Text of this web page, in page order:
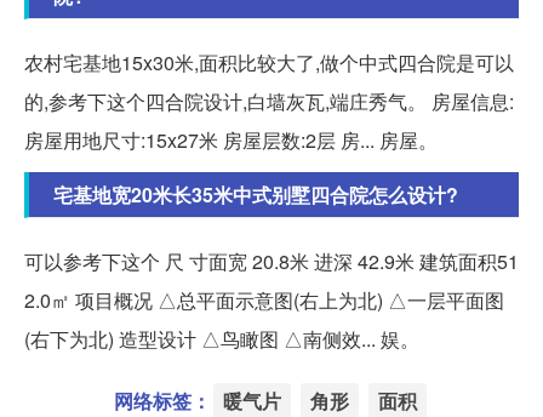
农村宅基地15x30米,面积比较大了,做个中式四合院是可以
的,参考下这个四合院设计,白墙灰瓦,端庄秀气。 房屋信息:
房屋用地尺寸:15x27米 房屋层数:2层 房... 房屋。
宅基地宽20米长35米中式别墅四合院怎么设计?
可以参考下这个 尺 寸面宽 20.8米 进深 42.9米 建筑面积51
2.0㎡ 项目概况 △总平面示意图(右上为北) △一层平面图
(右下为北) 造型设计 △鸟瞰图 △南侧效... 娱。
网络标签： 暖气片 角形 面积